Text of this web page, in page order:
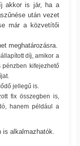
akkor is jár, ha a
után vezet
már a közvetítői
meghatározásra.
díj, amikor a
pénzben kifejezhető
jellegű is.
fix összegben is,
hanem például a
alkalmazhatók.